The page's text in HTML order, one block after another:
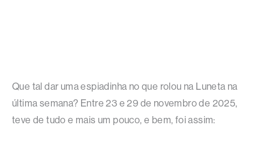
Que tal dar uma espiadinha no que rolou na Luneta na
última semana? Entre 23 e 29 de novembro de 2025,
teve de tudo e mais um pouco, e bem, foi assim: